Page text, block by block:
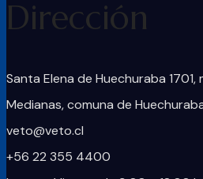
Dirección
Santa Elena de Huechuraba 1701,
Medianas, comuna de
veto@veto.cl
+56 22 355 4400